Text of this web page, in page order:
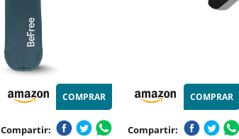
COMPRAR
Compartir:
COMPRAR
Compartir: